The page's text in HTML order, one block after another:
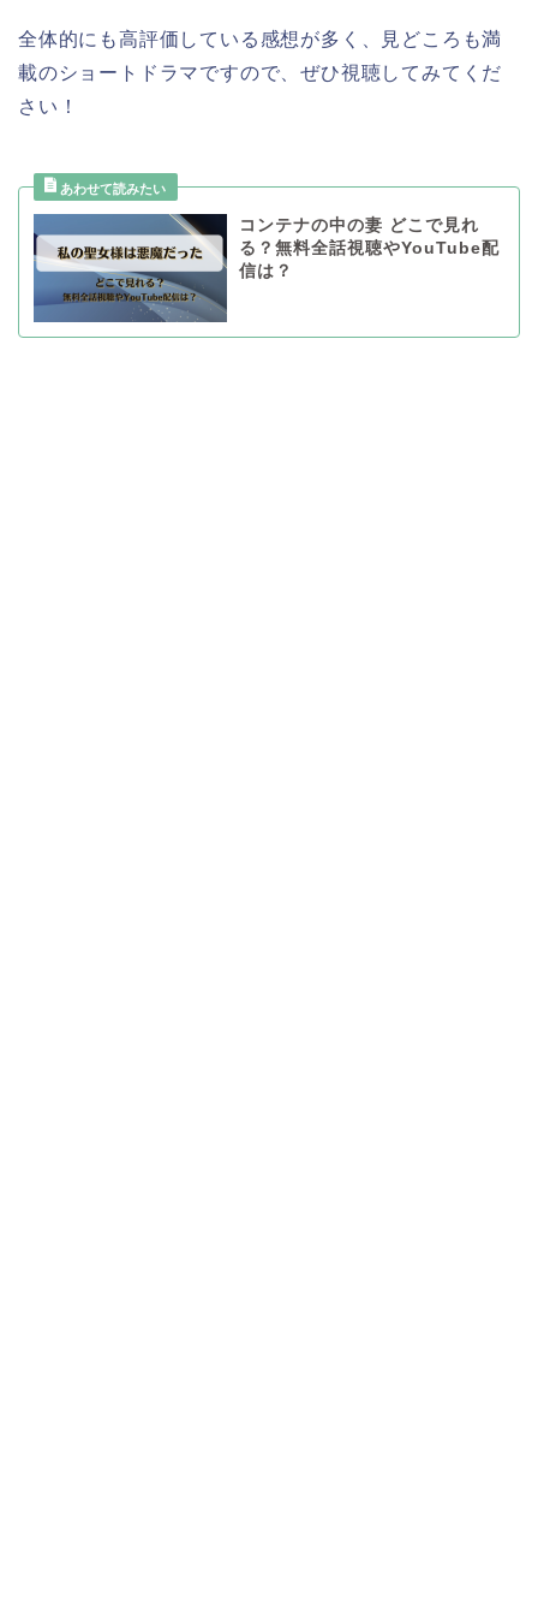
全体的にも高評価している感想が多く、見どころも満
載のショートドラマですので、ぜひ視聴してみてくだ
さい！
コンテナの中の妻 どこで見れ
る？無料全話視聴やYouTube配
信は？